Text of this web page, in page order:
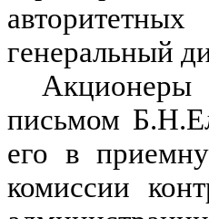
генеральный
письмом
его в
комиссии